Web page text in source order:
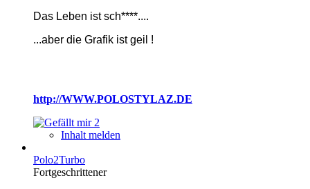
Das Leben ist sch****....
...aber die Grafik ist geil !
http://WWW.POLOSTYLAZ.DE
2
Inhalt melden
Polo2Turbo
Fortgeschrittener